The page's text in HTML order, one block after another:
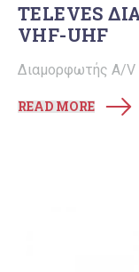
TELEVES
VHF-UHF
Διαμορφωτής Α/V
READ MORE